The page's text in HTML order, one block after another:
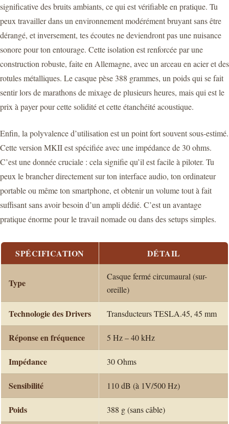
significative des bruits ambiants, ce qui est vérifiable en pratique. Tu
peux travailler dans un environnement modérément bruyant sans être
dérangé, et inversement, tes écoutes ne deviendront pas une nuisance
sonore pour ton entourage. Cette isolation est renforcée par une
construction robuste, faite en Allemagne, avec un arceau en acier et des
rotules métalliques. Le casque pèse 388 grammes, un poids qui se fait
sentir lors de marathons de mixage de plusieurs heures, mais qui est le
prix à payer pour cette solidité et cette étanchéité acoustique.
Enfin, la polyvalence d’utilisation est un point fort souvent sous-estimé.
Cette version MKII est spécifiée avec une impédance de 30 ohms.
C’est une donnée cruciale : cela signifie qu’il est facile à piloter. Tu
peux le brancher directement sur ton interface audio, ton ordinateur
portable ou même ton smartphone, et obtenir un volume tout à fait
suffisant sans avoir besoin d’un ampli dédié. C’est un avantage
pratique énorme pour le travail nomade ou dans des setups simples.
SPÉCIFICATION DÉTAIL
Type
Casque fermé circumaural (sur-
oreille)
Technologie des Drivers Transducteurs TESLA.45, 45 mm
Réponse en fréquence 5 Hz – 40 kHz
Impédance 30 Ohms
Sensibilité 110 dB (à 1V/500 Hz)
Poids 388 g (sans câble)